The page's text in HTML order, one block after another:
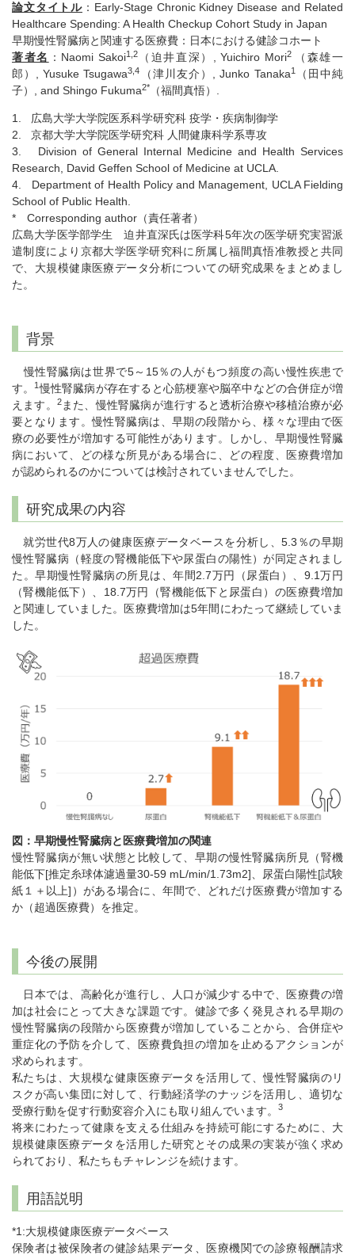
論文タイトル ：Early-Stage Chronic Kidney Disease and Related
Healthcare Spending: A Health Checkup Cohort Study in Japan
早期慢性腎臓病と関連する医療費：日本における健診コホート
著者名 ：Naomi Sakoi1,2（迫井直深）, Yuichiro Mori2
（森雄一
郎）, Yusuke Tsugawa3,4 （津川友介）, Junko Tanaka1（田中純
子）, and Shingo Fukuma2* （福間真悟）.
1. 広島大学大学院医系科学研究科 疫学・疾病制御学
2. 京都大学大学院医学研究科 人間健康科学系専攻
3. Division of General Internal Medicine and Health Services
Research, David Geffen School of Medicine at UCLA.
4. Department of Health Policy and Management, UCLA Fielding
School of Public Health.
* Corresponding author（責任著者）
広島大学医学部学生 迫井直深氏は医学科5年次の医学研究実習派
遣制度により京都大学医学研究科に所属し福間真悟准教授と共同
で、大規模健康医療データ分析についての研究成果をまとめまし
た。
背景
慢性腎臓病は世界で5～15％の人がもつ頻度の高い慢性疾患で
す。1 慢性腎臓病が存在すると心筋梗塞や脳卒中などの合併症が増
えます。
2また、慢性腎臓病が進行すると透析治療や移植治療が必
要となります。慢性腎臓病は、早期の段階から、様々な理由で医
療の必要性が増加する可能性があります。しかし、早期慢性腎臓
病において、どの様な所見がある場合に、どの程度、医療費増加
が認められるのかについては検討されていませんでした。
研究成果の内容
就労世代8万人の健康医療データベースを分析し、5.3％の早期
慢性腎臓病（軽度の腎機能低下や尿蛋白の陽性）が同定されまし
た。早期慢性腎臓病の所見は、年間2.7万円（尿蛋白）、9.1万円
（腎機能低下）、18.7万円（腎機能低下と尿蛋白）の医療費増加
と関連していました。医療費増加は5年間にわたって継続していま
した。
図：早期慢性腎臓病と医療費増加の関連
慢性腎臓病が無い状態と比較して、早期の慢性腎臓病所見（腎機
能低下[推定糸球体濾過量30-59 mL/min/1.73m2]、尿蛋白陽性[試験
紙１＋以上]）がある場合に、年間で、どれだけ医療費が増加する
か（超過医療費）を推定。
今後の展開
日本では、高齢化が進行し、人口が減少する中で、医療費の増
加は社会にとって大きな課題です。健診で多く発見される早期の
慢性腎臓病の段階から医療費が増加していることから、合併症や
重症化の予防を介して、医療費負担の増加を止めるアクションが
求められます。
私たちは、大規模な健康医療データを活用して、慢性腎臓病のリ
スクが高い集団に対して、行動経済学のナッジを活用し、適切な
受療行動を促す行動変容介入にも取り組んでいます。
3
将来にわたって健康を支える仕組みを持続可能にするために、大
規模健康医療データを活用した研究とその成果の実装が強く求め
られており、私たちもチャレンジを続けます。
用語説明
*1:大規模健康医療データベース
保険者は被保険者の健診結果データ、医療機関での診療報酬請求